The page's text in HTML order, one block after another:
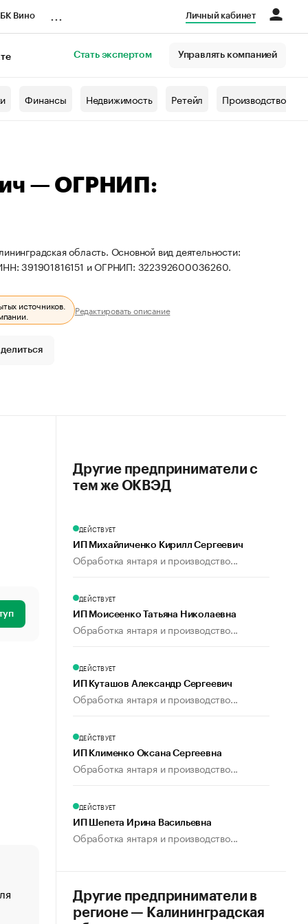
Вино Личный кабинет
Стать экспертом Управлять компанией
Финансы Недвижимость Ретейл Производство
— ОГРНИП:
область. Основной вид деятельности:
391901816151 и ОГРНИП: 322392600036260.
источников.
Редактировать описание
«От спорта тело стареет иначе». Как живет глава
создавшей GTA
Другие предприниматели с
тем же ОКВЭД
ДЕЙСТВУЕТ
ИП Михайличенко Кирилл Сергеевич
Обработка янтаря и производство...
ДЕЙСТВУЕТ
ИП Моисеенко Татьяна Николаевна
Обработка янтаря и производство...
ДЕЙСТВУЕТ
ИП Куташов Александр Сергеевич
Обработка янтаря и производство...
ДЕЙСТВУЕТ
ИП Клименко Оксана Сергеевна
Обработка янтаря и производство...
ДЕЙСТВУЕТ
ИП Шепета Ирина Васильевна
Обработка янтаря и производство...
Другие предприниматели в
регионе — Калининградская